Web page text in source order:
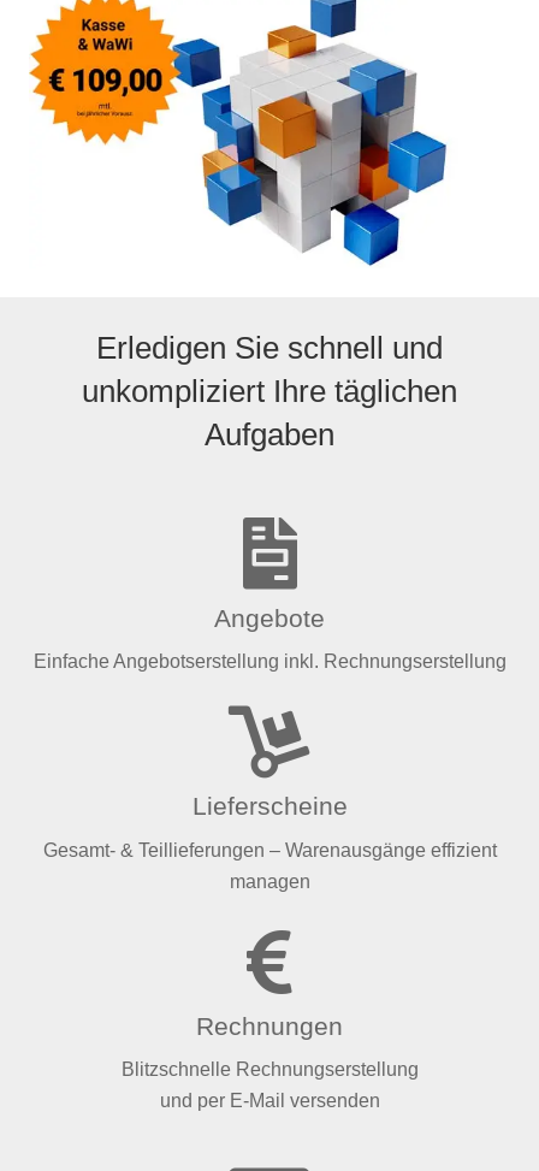
Erledigen Sie schnell und
unkompliziert Ihre täglichen
Aufgaben
Angebote
Einfache Angebotserstellung inkl. Rechnungserstellung
Lieferscheine
Gesamt- & Teillieferungen – Warenausgänge effizient
managen
Rechnungen
Blitzschnelle Rechnungserstellung
und per E-Mail versenden